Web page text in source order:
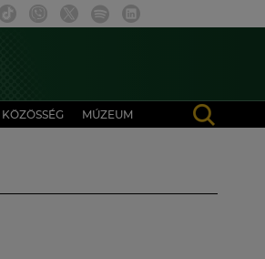
KÖZÖSSÉG MÚZEUM